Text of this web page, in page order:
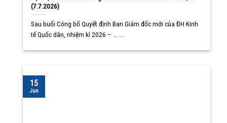
(7.7.2026)
Sau buổi Công bố Quyết định Ban Giám đốc mới của ĐH Kinh
tế Quốc dân, nhiệm kì 2026 – ... ...
15
Jun